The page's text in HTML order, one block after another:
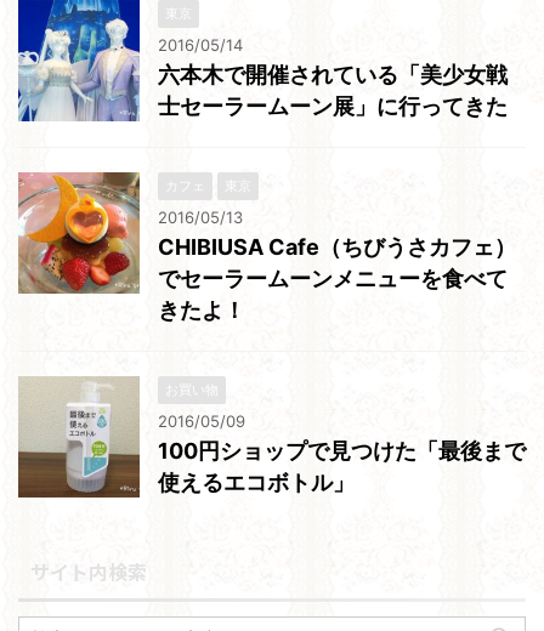
東京
2016/05/14
六本木で開催されている「美少女戦
士セーラームーン展」に行ってきた
カフェ 東京
2016/05/13
CHIBIUSA Cafe（ちびうさカフェ）
でセーラームーンメニューを食べて
きたよ！
お買い物
2016/05/09
100円ショップで見つけた「最後まで
使えるエコボトル」
サイト内検索